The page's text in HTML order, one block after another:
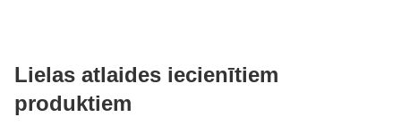
Lielas atlaides iecienītiem
produktiem